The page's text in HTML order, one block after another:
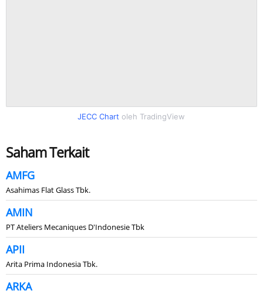
JECC Chart oleh TradingView
Saham Terkait
AMFG
Asahimas Flat Glass Tbk.
AMIN
PT Ateliers Mecaniques D'Indonesie Tbk
APII
Arita Prima Indonesia Tbk.
ARKA